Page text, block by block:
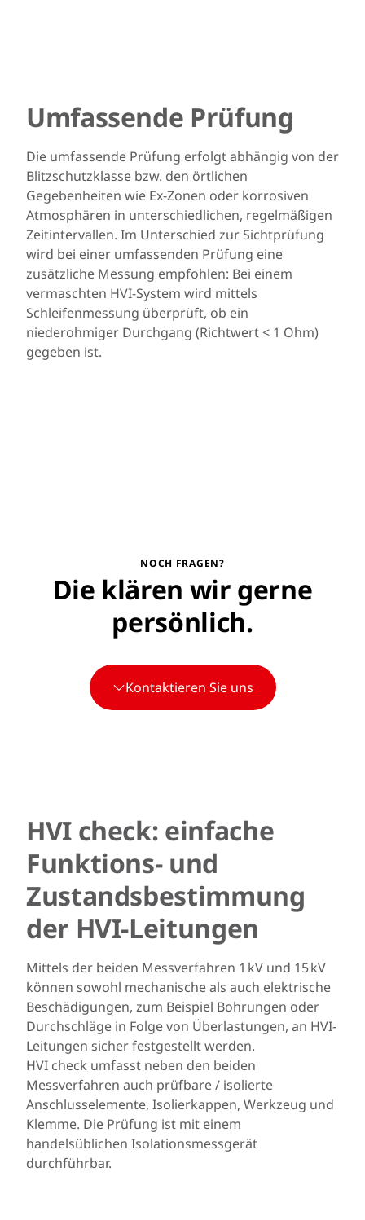
Umfassende Prüfung
Die umfassende Prüfung erfolgt abhängig von der
Blitzschutzklasse bzw. den örtlichen
Gegebenheiten wie Ex-Zonen oder korrosiven
Atmosphären in unterschiedlichen, regelmäßigen
Zeitintervallen. Im Unterschied zur Sichtprüfung
wird bei einer umfassenden Prüfung eine
zusätzliche Messung empfohlen: Bei einem
vermaschten HVI-System wird mittels
Schleifenmessung überprüft, ob ein
niederohmiger Durchgang (Richtwert < 1 Ohm)
gegeben ist.
NOCH FRAGEN?
Die klären wir gerne
persönlich.
Kontaktieren Sie uns
HVI check: einfache
Funktions- und
Zustandsbestimmung
der HVI-Leitungen
Mittels der beiden Messverfahren 1 kV und 15 kV
können sowohl mechanische als auch elektrische
Beschädigungen, zum Beispiel Bohrungen oder
Durchschläge in Folge von Überlastungen, an HVI-
Leitungen sicher festgestellt werden.
HVI check umfasst neben den beiden
Messverfahren auch prüfbare / isolierte
Anschlusselemente, Isolierkappen, Werkzeug und
Klemme. Die Prüfung ist mit einem
handelsüblichen Isolationsmessgerät
durchführbar.